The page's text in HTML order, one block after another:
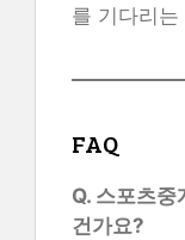
를 기다리는
FAQ
Q. 스포츠중
건가요?